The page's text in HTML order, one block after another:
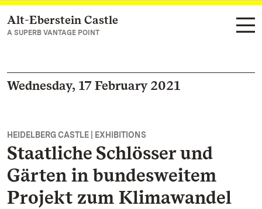
Navigate to main page
Alt-Eberstein Castle
A SUPERB VANTAGE POINT
Wednesday, 17 February 2021
HEIDELBERG CASTLE | EXHIBITIONS
Staatliche Schlösser und
Gärten in bundesweitem
Projekt zum Klimawandel